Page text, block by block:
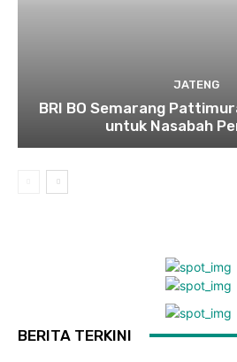
JATENG
BRI BO Semarang
untuk Nasabah
BERITA TERKINI